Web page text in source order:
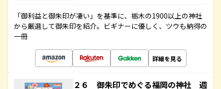
「御利益と御朱印が凄い」を基準に、栃木の1900以上の神社
から厳選して御朱印を紹介。ビギナーに優しく、ツウも納得の
一冊
詳細を見る
２６ 御朱印でめぐる福岡の神社 週